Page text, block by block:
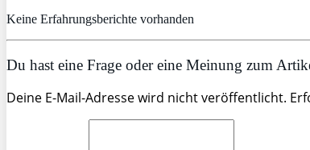
Keine Erfahrungsberichte vorhanden
Du hast eine Frage oder eine Meinung zum
Deine E-Mail-Adresse wird nicht veröffentlicht.